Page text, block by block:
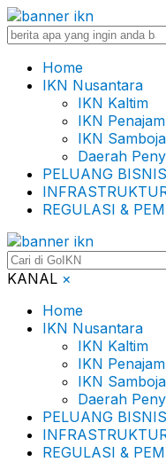
Search
Home
IKN Nusantara
IKN Kaltim
IKN Penajam
IKN Samboja
Daerah
PELUANG BISNIS
REGULASI &
KANAL ×
Home
IKN Nusantara
IKN Kaltim
IKN Penajam
IKN Samboja
Daerah
PELUANG BISNIS
REGULASI &